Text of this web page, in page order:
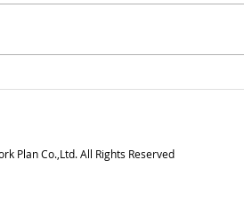
マークを更新し
「健
Plan Co.,Ltd. All Rights Reserved